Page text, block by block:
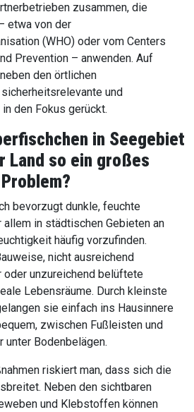
zusammen, die
etwa von der
(WHO) oder vom Centers
Prevention – anwenden. Auf
den örtlichen
und
den Fokus gerückt.
in Seegebiet
Land so ein großes
Problem?
bevorzugt dunkle, feuchte
allem in städtischen Gebieten an
häufig vorzufinden.
nicht ausreichend
unzureichend belüftete
Lebensräume. Durch kleinste
sie einfach ins Hausinnere
zwischen Fußleisten und
unter Bodenbelägen.
riskiert man, dass sich die
Neben den sichtbaren
und Klebstoffen können